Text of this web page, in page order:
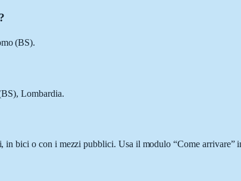
(BS).
Lombardia.
bici o con i mezzi pubblici. Usa il modulo “Come arrivare”